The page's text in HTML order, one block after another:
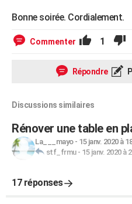
Bonne soirée. Cordialement.
Commenter 1
Répondre
Discussions similaires
Rénover une table en
La___mayo- 15 janv. 2020 à
stf_frmu- 15 janv. 2020 à
17 réponses